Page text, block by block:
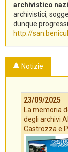
archivistico
archivistici,
dunque
http://
Notizie
23/09/2025
La memoria
degli archivi
Castrozza e